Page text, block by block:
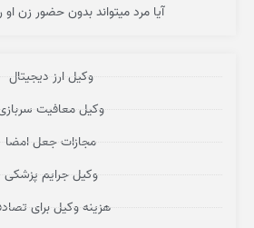
آیا مرد میتواند بدون حضور زن
وکیل ارز دیجیتال
وکیل معافیت
مجازات جعل امضا
وکیل جرایم پزشکی
هزینه وکیل برای